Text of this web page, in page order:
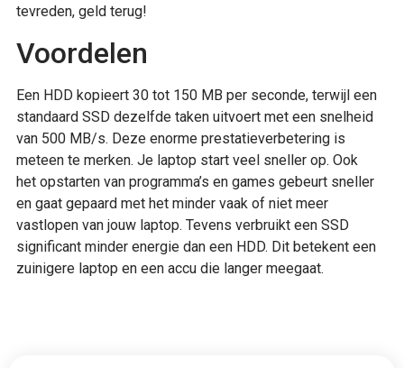
tevreden, geld terug!
Voordelen
Een HDD kopieert 30 tot 150 MB per seconde, terwijl een
standaard SSD dezelfde taken uitvoert met een snelheid
van 500 MB/s. Deze enorme prestatieverbetering is
meteen te merken. Je laptop start veel sneller op. Ook
het opstarten van programma’s en games gebeurt sneller
en gaat gepaard met het minder vaak of niet meer
vastlopen van jouw laptop. Tevens verbruikt een SSD
significant minder energie dan een HDD. Dit betekent een
zuinigere laptop en een accu die langer meegaat.